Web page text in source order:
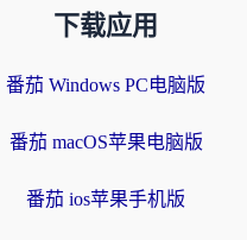
下载应用
番茄 Windows PC电脑版
番茄 macOS苹果电脑版
番茄 ios苹果手机版